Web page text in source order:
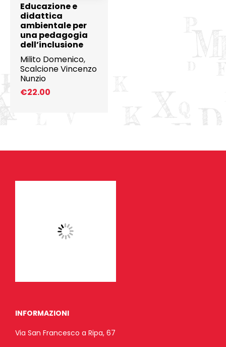
Educazione e
didattica
ambientale per
una pedagogia
dell’inclusione
Milito Domenico,
Scalcione Vincenzo
Nunzio
€22.00
INFORMAZIONI
Via San Francesco a Ripa, 67